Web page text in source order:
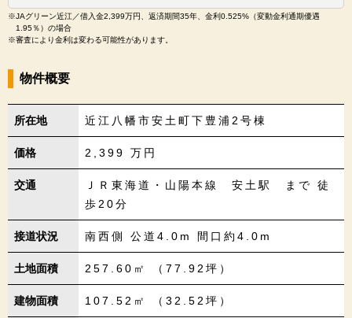
※JAグリーン近江／借入金2,399万円、返済期間35年、金利0.525%（変動金利通期優遇
1.95％）の場合
※審査により金利は変わる可能性があります。
物件概要
所在地 近江八幡市安土町下豊浦2号棟
価格 2,399 万円
交通
ＪＲ東海道・山陽本線 安土駅 まで 徒
歩20分
接道状況 南西側 公道4.0m 間口約4.0m
土地面積 257.60㎡ （77.92坪）
建物面積 107.52㎡ （32.52坪）